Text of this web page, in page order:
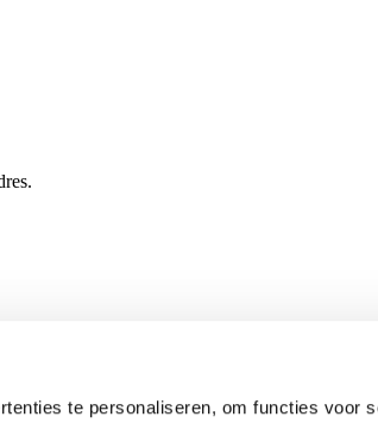
te personaliseren, om functies voor